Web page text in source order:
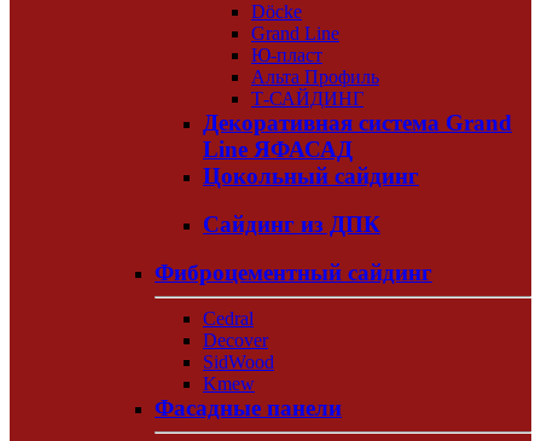
Döcke
Grand Line
Ю-пласт
Альта Профиль
Т-САЙДИНГ
Декоративная система Grand
Line ЯФАСАД
Цокольный сайдинг
Сайдинг из ДПК
Фиброцементный сайдинг
Cedral
Decover
SidWood
Kmew
Фасадные панели